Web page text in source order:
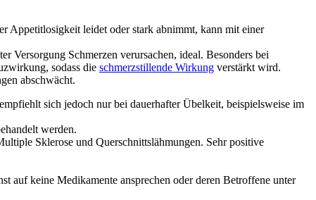
Appetitlosigkeit leidet oder stark abnimmt, kann mit einer
Versorgung Schmerzen verursachen, ideal. Besonders bei
sodass die schmerzstillende Wirkung verstärkt wird.
abschwächt.
sich jedoch nur bei dauerhafter Übelkeit, beispielsweise im
werden.
Sklerose und Querschnittslähmungen. Sehr positive
auf keine Medikamente ansprechen oder deren Betroffene unter